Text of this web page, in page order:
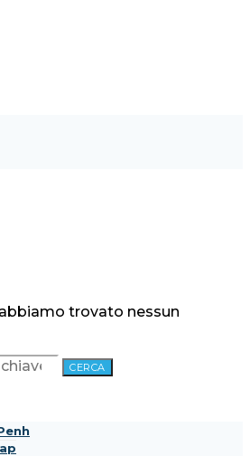
trovato nessun
CERCA